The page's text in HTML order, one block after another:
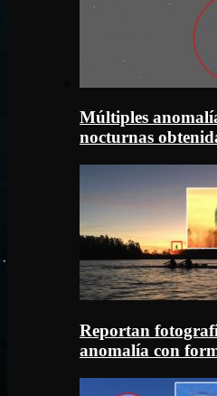
Múltiples
nocturnas
Reportan
anomalía con